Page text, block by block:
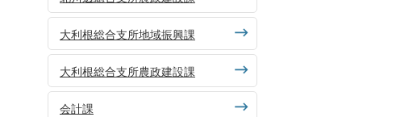
大利根総合支所地域振興課
大利根総合支所農政建設課
会計課